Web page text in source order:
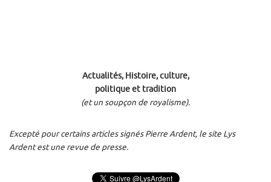
Actualités, Histoire, culture,
politique et tradition
(et un soupçon de royalisme).
Excepté pour certains articles signés Pierre Ardent, le site Lys
Ardent est une revue de presse.